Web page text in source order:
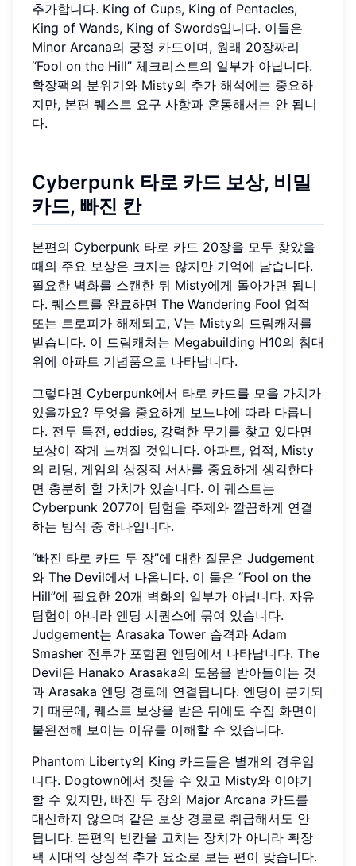
추가합니다. King of Cups, King of Pentacles,
King of Wands, King of Swords입니다. 이들은
Minor Arcana의 궁정 카드이며, 원래 20장짜리
“Fool on the Hill” 체크리스트의 일부가 아닙니다.
확장팩의 분위기와 Misty의 추가 해석에는 중요하
지만, 본편 퀘스트 요구 사항과 혼동해서는 안 됩니
다.
Cyberpunk 타로 카드 보상, 비밀
카드, 빠진 칸
본편의 Cyberpunk 타로 카드 20장을 모두 찾았을
때의 주요 보상은 크지는 않지만 기억에 남습니다.
필요한 벽화를 스캔한 뒤 Misty에게 돌아가면 됩니
다. 퀘스트를 완료하면 The Wandering Fool 업적
또는 트로피가 해제되고, V는 Misty의 드림캐처를
받습니다. 이 드림캐처는 Megabuilding H10의 침대
위에 아파트 기념품으로 나타납니다.
그렇다면 Cyberpunk에서 타로 카드를 모을 가치가
있을까요? 무엇을 중요하게 보느냐에 따라 다릅니
다. 전투 특전, eddies, 강력한 무기를 찾고 있다면
보상이 작게 느껴질 것입니다. 아파트, 업적, Misty
의 리딩, 게임의 상징적 서사를 중요하게 생각한다
면 충분히 할 가치가 있습니다. 이 퀘스트는
Cyberpunk 2077이 탐험을 주제와 깔끔하게 연결
하는 방식 중 하나입니다.
“빠진 타로 카드 두 장”에 대한 질문은 Judgement
와 The Devil에서 나옵니다. 이 둘은 “Fool on the
Hill”에 필요한 20개 벽화의 일부가 아닙니다. 자유
탐험이 아니라 엔딩 시퀀스에 묶여 있습니다.
Judgement는 Arasaka Tower 습격과 Adam
Smasher 전투가 포함된 엔딩에서 나타납니다. The
Devil은 Hanako Arasaka의 도움을 받아들이는 것
과 Arasaka 엔딩 경로에 연결됩니다. 엔딩이 분기되
기 때문에, 퀘스트 보상을 받은 뒤에도 수집 화면이
불완전해 보이는 이유를 이해할 수 있습니다.
Phantom Liberty의 King 카드들은 별개의 경우입
니다. Dogtown에서 찾을 수 있고 Misty와 이야기
할 수 있지만, 빠진 두 장의 Major Arcana 카드를
대신하지 않으며 같은 보상 경로로 취급해서도 안
됩니다. 본편의 빈칸을 고치는 장치가 아니라 확장
팩 시대의 상징적 추가 요소로 보는 편이 맞습니다.